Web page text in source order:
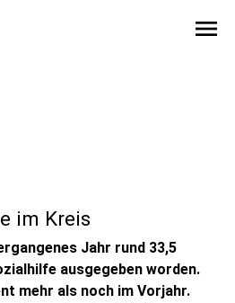
menu
im Kreis
Jahr rund 33,5
ausgegeben worden.
mehr als noch im Vorjahr.